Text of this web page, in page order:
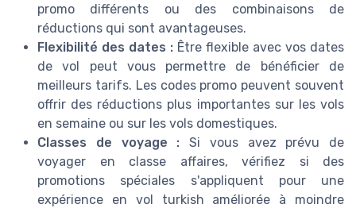
promo différents ou des combinaisons de
réductions qui sont avantageuses.
Flexibilité des dates : Être flexible avec vos dates
de vol peut vous permettre de bénéficier de
meilleurs tarifs. Les codes promo peuvent souvent
offrir des réductions plus importantes sur les vols
en semaine ou sur les vols domestiques.
Classes de voyage : Si vous avez prévu de
voyager en classe affaires, vérifiez si des
promotions spéciales s'appliquent pour une
expérience en vol turkish améliorée à moindre